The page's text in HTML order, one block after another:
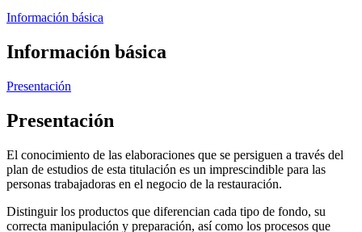
Información básica
Información básica
Presentación
Presentación
El conocimiento de las elaboraciones que se persiguen a través del
plan de estudios de esta titulación es un imprescindible para las
personas trabajadoras en el negocio de la restauración.
Distinguir los productos que diferencian cada tipo de fondo, su
correcta manipulación y preparación, así como los procesos que